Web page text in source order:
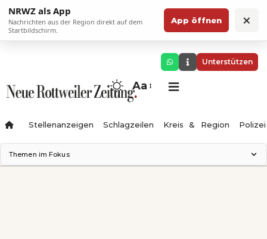
NRWZ als App
Nachrichten aus der Region direkt auf dem
Startbildschirm.
App öffnen ×
Unterstützen
Aa
Stellenanzeigen Schlagzeilen Kreis & Region Polizei
Themen im Fokus